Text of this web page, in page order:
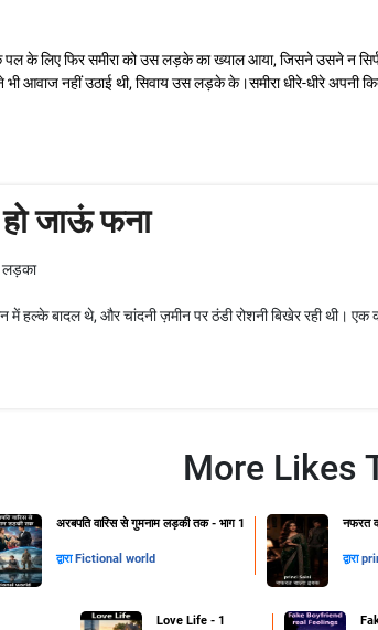
के लिए फिर समीरा को उस लड़के का ख्याल आया, जिसने उसने न
आवाज नहीं उठाई थी, सिवाय उस लड़के के।समीरा धीरे-धीरे अपनी
जाऊं फना
लड़का
में हल्के बादल थे, और चांदनी ज़मीन पर ठंडी रोशनी बिखेर रही थी।
More Likes
अरबपति वारिस से गुमनाम लड़की तक - भाग 1
द्वारा Fictional world
नफरत
द्वारा
Love Life - 1